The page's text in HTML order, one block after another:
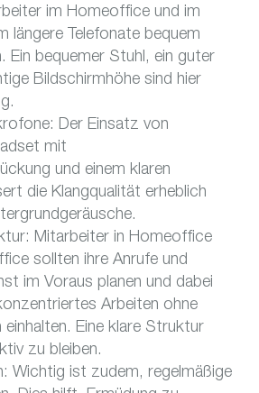
im Homeoffice und im
längere Telefonate bequem
Ein bequemer Stuhl, ein guter
Bildschirmhöhe sind hier
Der Einsatz von
mit
und einem klaren
die Klangqualität erheblich
Mitarbeiter in Homeoffice
sollten ihre Anrufe und
im Voraus planen und dabei
Arbeiten ohne
einhalten. Eine klare Struktur
zu bleiben.
Wichtig ist zudem, regelmäßige